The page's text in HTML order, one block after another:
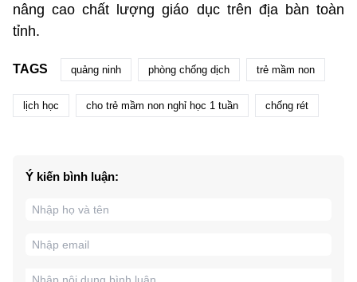
nâng cao chất lượng giáo dục trên địa bàn toàn
tỉnh.
TAGS quảng ninh phòng chống dịch trẻ mầm non
lịch học cho trẻ mầm non nghỉ học 1 tuần chống rét
Ý kiến bình luận: